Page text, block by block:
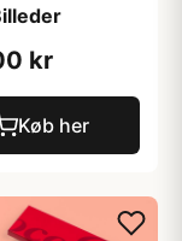
kr
Køb her